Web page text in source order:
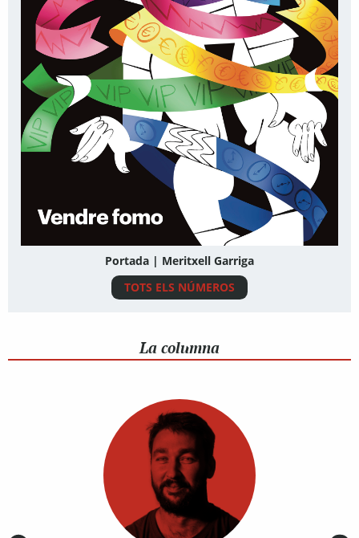
Portada | Meritxell Garriga
TOTS ELS NÚMEROS
La columna